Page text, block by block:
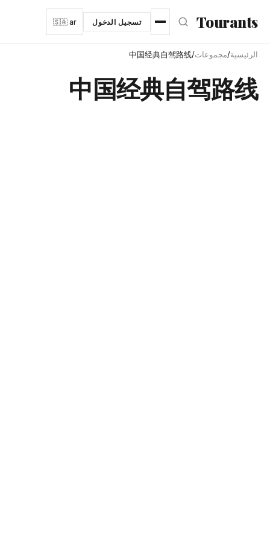
انتقل إلى المحتوى الرئيسي
Tourants تسجيل الدخول 🇸🇦 ar
الرئيسية/مجموعات/
中国经典自驾路线
中国经典自驾路线